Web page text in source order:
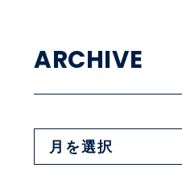
ARCHIVE